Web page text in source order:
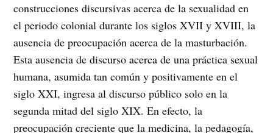
construcciones discursivas acerca de la sexualidad en
el periodo colonial durante los siglos XVII y XVIII, la
ausencia de preocupación acerca de la masturbación.
Esta ausencia de discurso acerca de una práctica sexual
humana, asumida tan común y positivamente en el
siglo XXI, ingresa al discurso público solo en la
segunda mitad del siglo XIX. En efecto, la
preocupación creciente que la medicina, la pedagogía,